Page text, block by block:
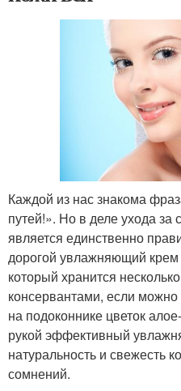
Каждой из нас знакома
путей!». Но в деле ухода
является единственно
дорогой увлажняющий крем
который хранится
консервантами, если можно
на подоконнике цветок
рукой эффективный
натуральность и свежесть
сомнений.